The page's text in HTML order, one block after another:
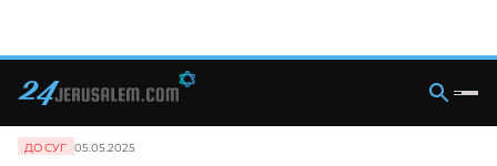
ДОСУГ 05.05.2025